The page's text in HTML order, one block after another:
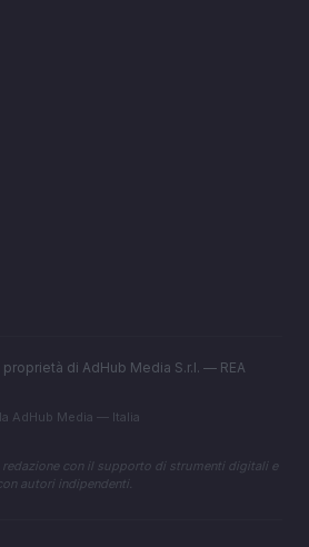
di AdHub Media S.r.l. — REA
AdHub Media — Italia
con il supporto di strumenti digitali e
autori indipendenti.